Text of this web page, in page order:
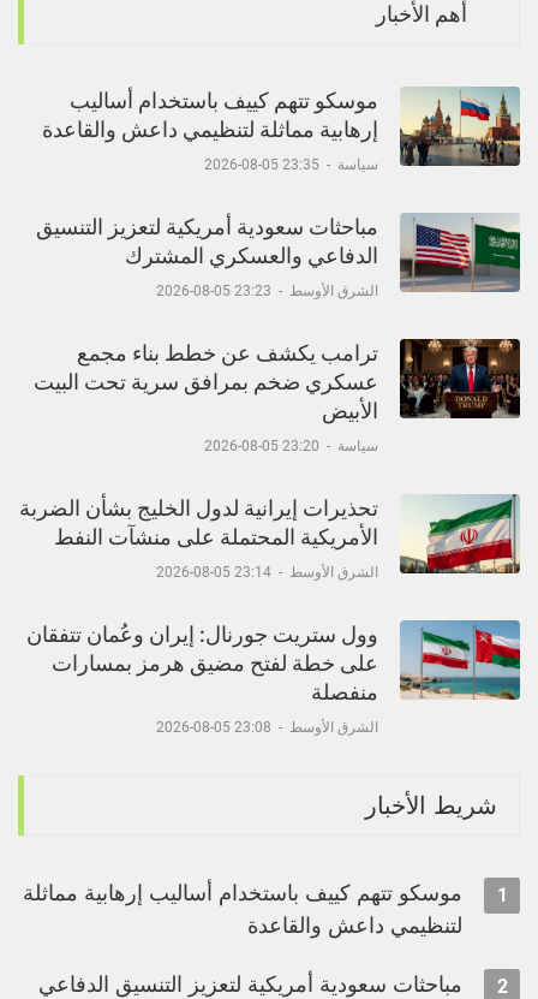
أهم الأخبار
موسكو تتهم كييف باستخدام أساليب
إرهابية مماثلة لتنظيمي داعش والقاعدة
سياسة -
23:35 05-08-2026
مباحثات سعودية أمريكية لتعزيز التنسيق
الدفاعي والعسكري المشترك
الشرق الأوسط -
23:23 05-08-2026
ترامب يكشف عن خطط بناء مجمع
عسكري ضخم بمرافق سرية تحت البيت
الأبيض
سياسة -
23:20 05-08-2026
تحذيرات إيرانية لدول الخليج بشأن الضربة
الأمريكية المحتملة على منشآت النفط
الشرق الأوسط -
23:14 05-08-2026
وول ستريت جورنال: إيران وعُمان تتفقان
على خطة لفتح مضيق هرمز بمسارات
منفصلة
الشرق الأوسط -
23:08 05-08-2026
شريط الأخبار
1
موسكو تتهم كييف باستخدام أساليب إرهابية مماثلة
لتنظيمي داعش والقاعدة
2
مباحثات سعودية أمريكية لتعزيز التنسيق الدفاعي